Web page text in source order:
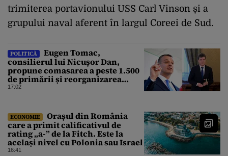
trimiterea portavionului USS Carl Vinson și a
grupului naval aferent în largul Coreei de Sud.
POLITICĂ
Eugen Tomac,
consilierul lui Nicușor Dan,
propune comasarea a peste 1.500
de primării și reorganizarea
administrativă a județelor
17:02
ECONOMIE
Orașul din România
care a primit calificativul de
rating „a-” de la Fitch. Este la
același nivel cu Polonia sau Israel
16:41